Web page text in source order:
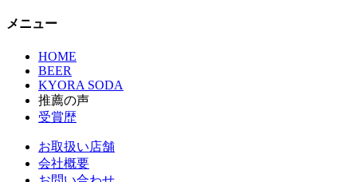
メニュー
HOME
BEER
KYORA SODA
推薦の声
受賞歴
お取扱い店舗
会社概要